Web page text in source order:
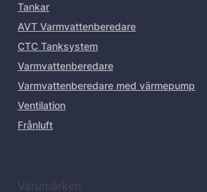
Tankar
AVT Varmvattenberedare
CTC Tanksystem
Varmvattenberedare
Varmvattenberedare med värmepump
Ventilation
Frånluft
Varumärken